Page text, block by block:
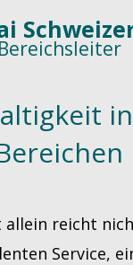
Bereichsleiter
allein reicht
Service,